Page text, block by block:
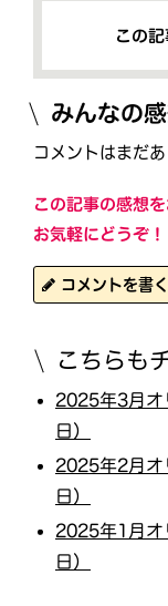
この
みんなの
コメントはまだ
この記事の感想
お気軽にどうぞ！
コメントを書く
こちらも
2025年3月オ
日）
2025年2月オ
日）
2025年1月オ
日）